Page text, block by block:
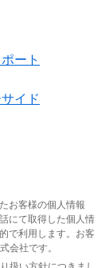
ート
イド
お客様の個人情報
にて取得した個人情
で利用します。お客
会社です。